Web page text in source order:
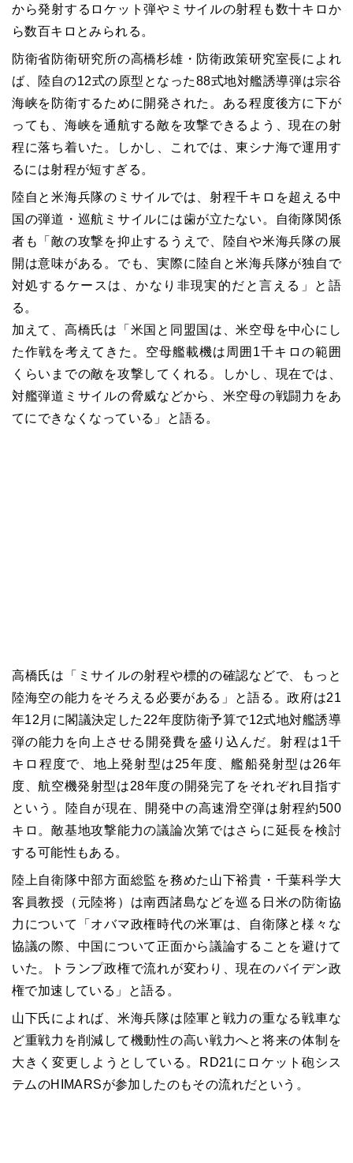
から発射するロケット弾やミサイルの射程も数十キロか
ら数百キロとみられる。
防衛省防衛研究所の高橋杉雄・防衛政策研究室長によれ
ば、陸自の12式の原型となった88式地対艦誘導弾は宗谷
海峡を防衛するために開発された。ある程度後方に下が
っても、海峡を通航する敵を攻撃できるよう、現在の射
程に落ち着いた。しかし、これでは、東シナ海で運用す
るには射程が短すぎる。
陸自と米海兵隊のミサイルでは、射程千キロを超える中
国の弾道・巡航ミサイルには歯が立たない。自衛隊関係
者も「敵の攻撃を抑止するうえで、陸自や米海兵隊の展
開は意味がある。でも、実際に陸自と米海兵隊が独自で
対処するケースは、かなり非現実的だと言える」と語
る。
加えて、高橋氏は「米国と同盟国は、米空母を中心にし
た作戦を考えてきた。空母艦載機は周囲1千キロの範囲
くらいまでの敵を攻撃してくれる。しかし、現在では、
対艦弾道ミサイルの脅威などから、米空母の戦闘力をあ
てにできなくなっている」と語る。
高橋氏は「ミサイルの射程や標的の確認などで、もっと
陸海空の能力をそろえる必要がある」と語る。政府は21
年12月に閣議決定した22年度防衛予算で12式地対艦誘導
弾の能力を向上させる開発費を盛り込んだ。射程は1千
キロ程度で、地上発射型は25年度、艦船発射型は26年
度、航空機発射型は28年度の開発完了をそれぞれ目指す
という。陸自が現在、開発中の高速滑空弾は射程約500
キロ。敵基地攻撃能力の議論次第ではさらに延長を検討
する可能性もある。
陸上自衛隊中部方面総監を務めた山下裕貴・千葉科学大
客員教授（元陸将）は南西諸島などを巡る日米の防衛協
力について「オバマ政権時代の米軍は、自衛隊と様々な
協議の際、中国について正面から議論することを避けて
いた。トランプ政権で流れが変わり、現在のバイデン政
権で加速している」と語る。
山下氏によれば、米海兵隊は陸軍と戦力の重なる戦車な
ど重戦力を削減して機動性の高い戦力へと将来の体制を
大きく変更しようとしている。RD21にロケット砲シス
テムのHIMARSが参加したのもその流れだという。